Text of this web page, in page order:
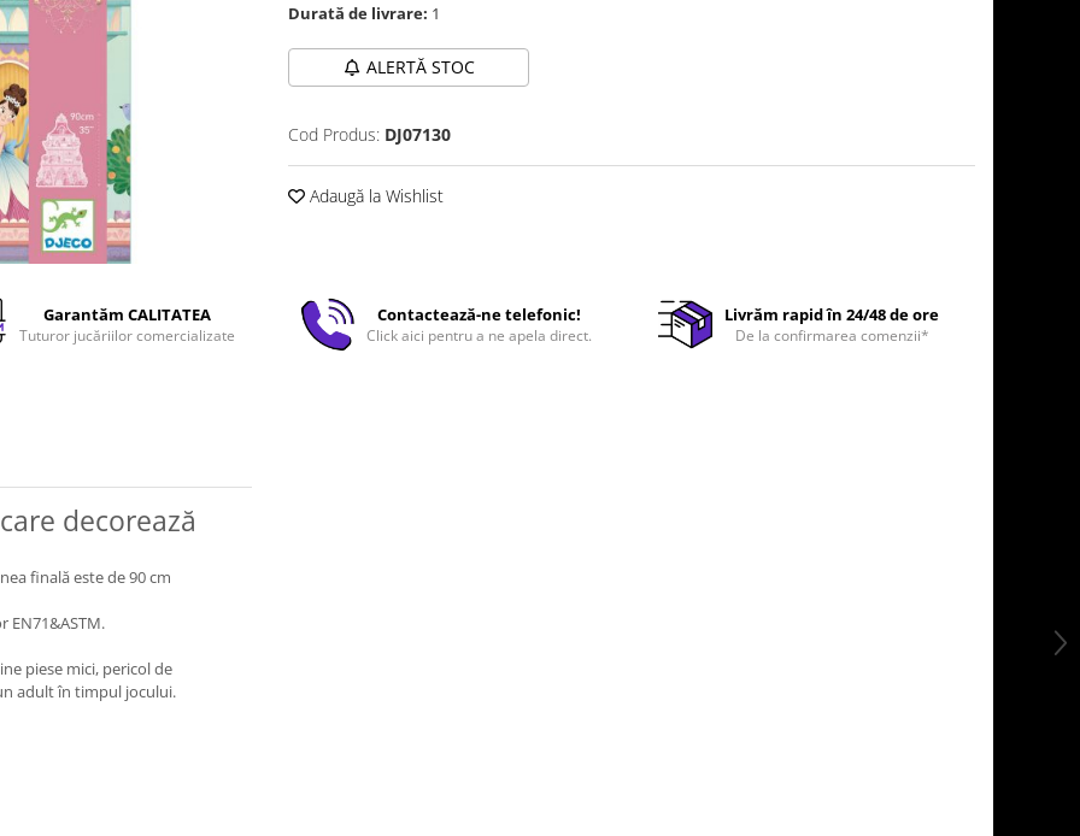
Durată de livrare: 1
ALERTĂ STOC
Cod Produs: DJ07130
Adaugă la Wishlist
Garantăm CALITATEA
Tuturor jucăriilor comercializate
Contactează-ne telefonic!
Click aici pentru a ne apela direct.
Livrăm rapid în 24/48 de ore
De la confirmarea comenzii*
decorează
finală este de 90 cm
piese mici, pericol de
adult în timpul jocului.